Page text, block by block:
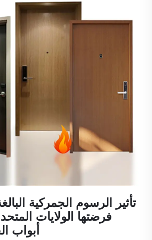
فرضتها الولايات
أبواب